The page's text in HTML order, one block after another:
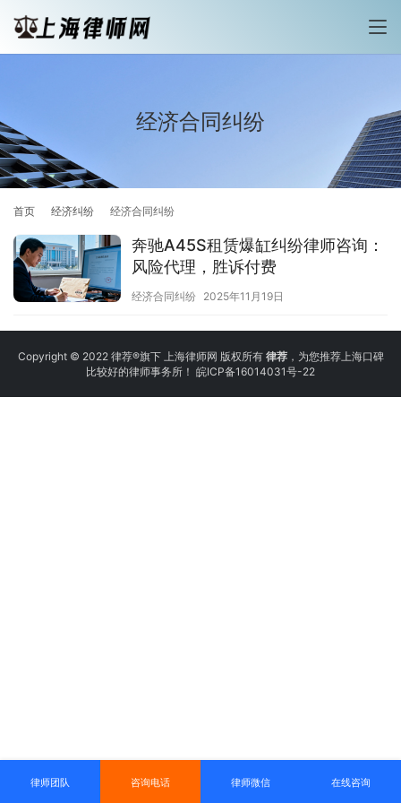
经济合同纠纷
首页 经济纠纷 经济合同纠纷
奔驰A45S租赁爆缸纠纷律师咨询：
风险代理，胜诉付费
经济合同纠纷 2025年11月19日
Copyright © 2022 律荐®旗下 上海律师网 版权所有 律荐，为您推荐上海口碑
比较好的律师事务所！ 皖ICP备16014031号-22
律师团队 咨询电话 律师微信 在线咨询